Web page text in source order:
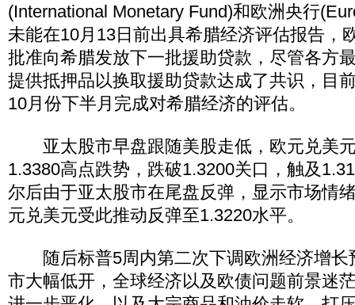
(International Monetary Fund)和欧洲央行
未能在10月13日前出具希腊经济评估报告，
批准向希腊发放下一批援助贷款，尽管各方
提供抵押品以换取援助贷款达成了共识，目
10月份下半月完成对希腊经济的评估。
亚太股市早盘跟随美股走低，欧元兑美
1.3380高点跌势，跌破1.3200关口，触及
尔后由于亚太股市在尾盘反弹，显示市场情
元兑美元受此推动反弹至1.3220水平。
随后标普5周内第二次下调欧洲经济增长
市大幅低开，全球经济以及欧债问题前景迷